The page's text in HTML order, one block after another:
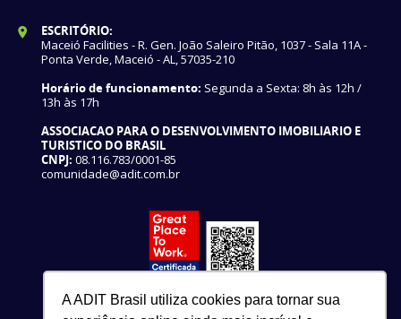
A ADIT Brasil utiliza cookies para tornar sua
ESCRITÓRIO:
Maceió Facilities - R. Gen. João Saleiro Pitão, 1037 - Sala 11A -
Ponta Verde, Maceió - AL, 57035-210
Horário de funcionamento: Segunda a Sexta: 8h às 12h /
13h às 17h
ASSOCIACAO PARA O DESENVOLVIMENTO IMOBILIARIO E
TURISTICO DO BRASIL
CNPJ: 08.116.783/0001-85
comunidade@adit.com.br